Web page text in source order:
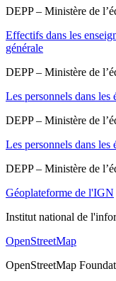
DEPP – Ministère de
Effectifs dans les
générale
DEPP – Ministère de
Les personnels dans les
DEPP – Ministère de
Les personnels dans les
DEPP – Ministère de
Géoplateforme de l'IGN
Institut national de
OpenStreetMap
OpenStreetMap